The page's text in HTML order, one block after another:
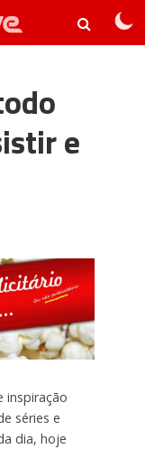
e
inspiração
séries e
dia, hoje